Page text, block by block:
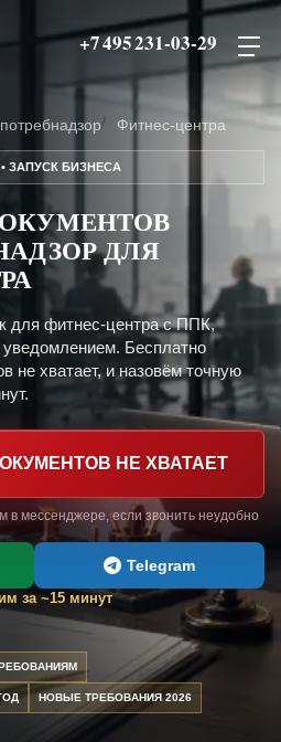
+7 495 231-03-29
Фитнес-центра
ЗАПУСК БИЗНЕСА
ДЛЯ
для фитнес-центра с ППК,
Бесплатно
не хватает, и назовём точную
НЕ ХВАТАЕТ
в мессенджере, если звонить неудобно
Telegram
за ~15 минут
НОВЫЕ ТРЕБОВАНИЯ 2026